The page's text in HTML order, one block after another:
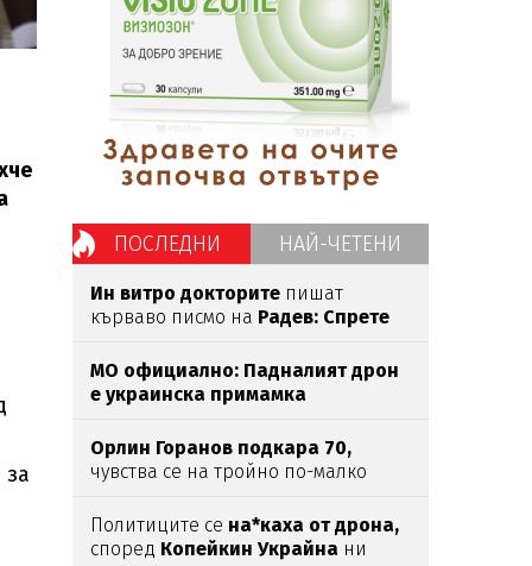
ПОСЛЕДНИ НАЙ-ЧЕТЕНИ
Ин витро докторите пишат
кърваво писмо на Радев: Спрете
МО официално: Падналият дрон
е украинска примамка
Орлин Горанов подкара 70,
чувства се на тройно по-малко
Политиците се на*каха от дрона,
според Копейкин Украйна ни